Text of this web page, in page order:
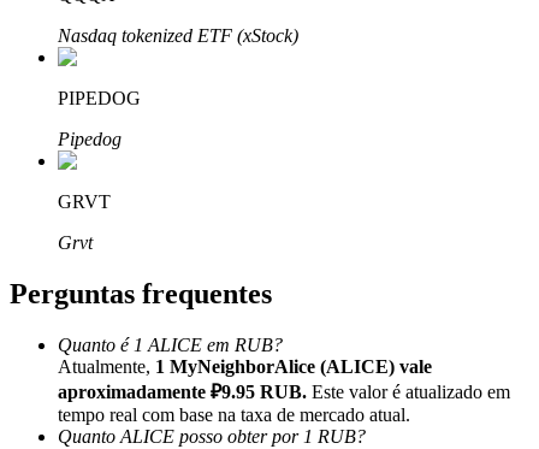
Até 65% de comissões!
Indicação
BTC Welcome Rewards
Nasdaq tokenized ETF (xStock)
PIPEDOG
Pipedog
GRVT
Grvt
Perguntas frequentes
Quanto é 1 ALICE em RUB?
Atualmente, 1 MyNeighborAlice (ALICE) vale
aproximadamente ₽9.95 RUB. Este valor é atualizado em
tempo real com base na taxa de mercado atual.
Quanto ALICE posso obter por 1 RUB?